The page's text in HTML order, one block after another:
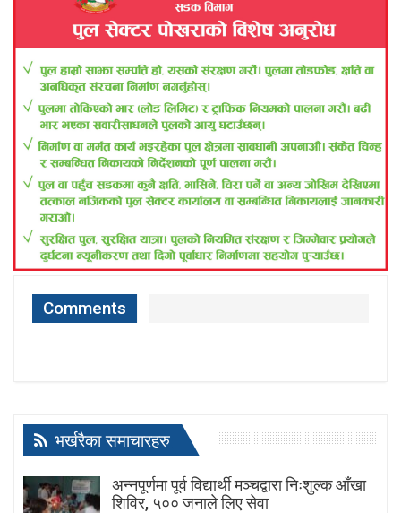
Comments
भर्खरैका समाचारहरु
अन्नपूर्णमा पूर्व विद्यार्थी मञ्चद्वारा निःशुल्क आँखा
शिविर, ५०० जनाले लिए सेवा